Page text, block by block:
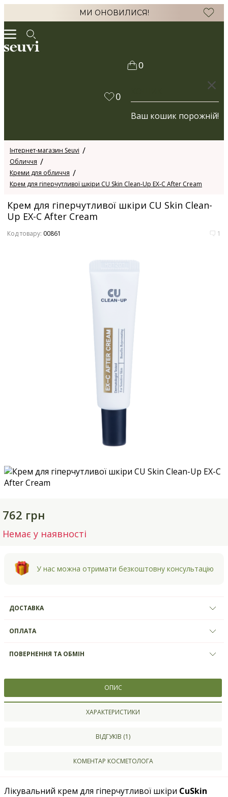
МИ ОНОВИЛИСЯ!
0
0
Ваш кошик порожній!
Інтернет-магазин Seuvi
Обличчя
Креми для обличчя
Крем для гіперчутливої шкіри CU Skin Clean-Up EX-C After Cream
Крем для гіперчутливої шкіри CU Skin Clean-
Up EX-C After Cream
Код товару: 00861 1
762 грн
Немає у наявності
У нас можна отримати безкоштовну консультацію
ДОСТАВКА
ОПЛАТА
ПОВЕРНЕННЯ ТА ОБМІН
ОПИС
ХАРАКТЕРИСТИКИ
ВІДГУКІВ (1)
КОМЕНТАР КОСМЕТОЛОГА
Лікувальний крем для гіперчутливої шкіри CuSkin